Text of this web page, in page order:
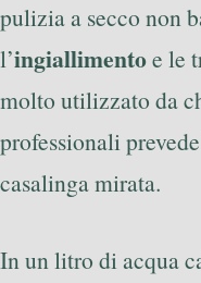
pulizia a secco non
l’ingiallimentoe le
molto utilizzato da
professionali
casalinga mirata.
In un litro di acqua